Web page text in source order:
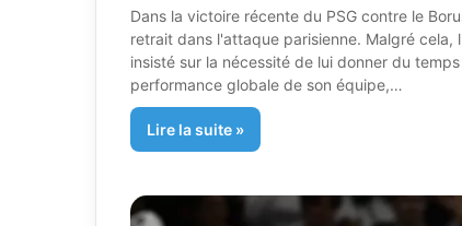
Dans la victoire récente du PSG contre le
retrait dans l'attaque parisienne. Malgré cela,
insisté sur la nécessité de lui donner du
performance globale de son équipe,…
Lire la suite »